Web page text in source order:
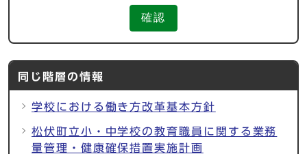
確認
同じ階層の情報
学校における働き方改革基本方針
松伏町立小・中学校の教育職員に関する業務
量管理・健康確保措置実施計画